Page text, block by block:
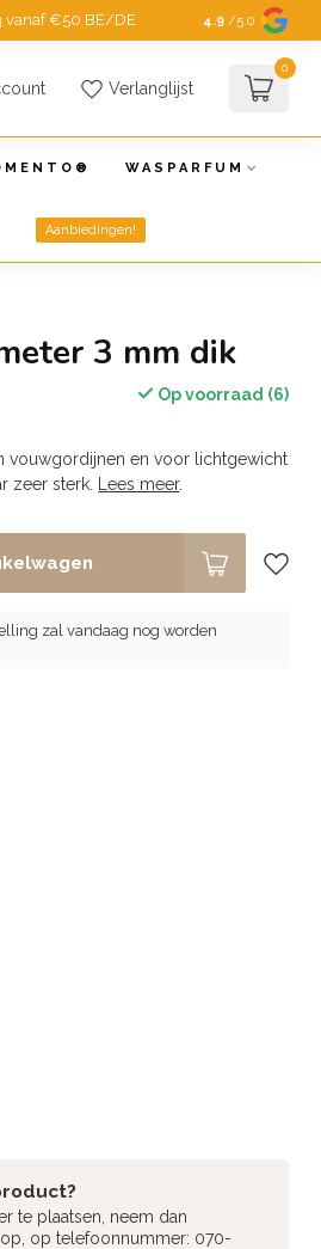
vanaf €50 BE/DE 4.9 /5.0
Verlanglijst
0
WASPARFUM
Aanbiedingen!
3 mm dik
Op voorraad (6)
vouwgordijnen en voor lichtgewicht
zeer sterk.
Lees meer.
zal vandaag nog worden
te plaatsen, neem dan
op telefoonnummer: 070-